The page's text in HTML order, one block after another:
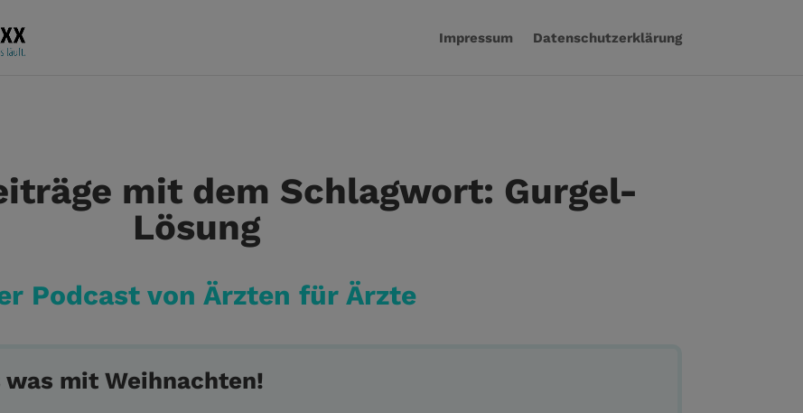
Impressum Datenschutzerklärung
mit dem Schlagwort: Gurgel-
Lösung
Podcast von Ärzten für Ärzte
was mit Weihnachten!